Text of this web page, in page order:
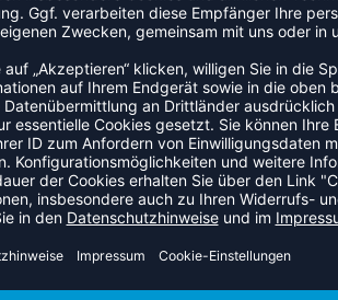
HYPERSPEED COURT SE
95,00 € |90,25 €
NEW